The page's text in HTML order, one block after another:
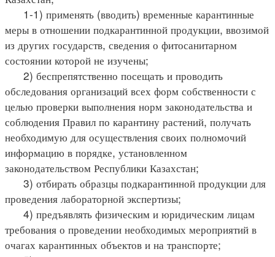
1-1) применять (вводить) временные карантинные
меры в отношении подкарантинной продукции, ввозимой
из других государств, сведения о фитосанитарном
состоянии которой не изучены;
2) беспрепятственно посещать и проводить
обследования организаций всех форм собственности с
целью проверки выполнения норм законодательства и
соблюдения Правил по карантину растений, получать
необходимую для осуществления своих полномочий
информацию в порядке, установленном
законодательством Республики Казахстан;
3) отбирать образцы подкарантинной продукции для
проведения лабораторной экспертизы;
4) предъявлять физическим и юридическим лицам
требования о проведении необходимых мероприятий в
очагах карантинных объектов и на транспорте;